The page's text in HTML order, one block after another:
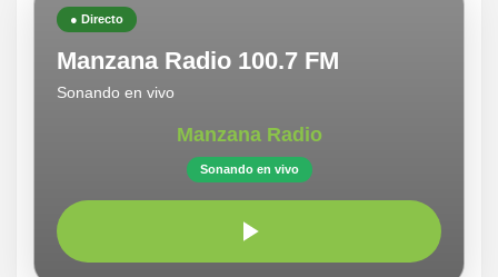
● Directo
Manzana Radio 100.7 FM
Sonando en vivo
Manzana Radio
Sonando en vivo